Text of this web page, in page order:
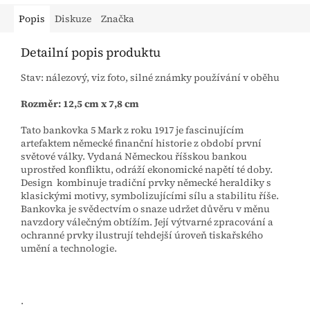
Popis Diskuze Značka
Detailní popis produktu
Stav: nálezový, viz foto, silné známky používání v oběhu
Rozměr: 12,5 cm x 7,8 cm
Tato bankovka 5 Mark z roku 1917 je fascinujícím
artefaktem německé finanční historie z období první
světové války. Vydaná Německou říšskou bankou
uprostřed konfliktu, odráží ekonomické napětí té doby.
Design kombinuje tradiční prvky německé heraldiky s
klasickými motivy, symbolizujícími sílu a stabilitu říše.
Bankovka je svědectvím o snaze udržet důvěru v měnu
navzdory válečným obtížím. Její výtvarné zpracování a
ochranné prvky ilustrují tehdejší úroveň tiskařského
umění a technologie.
.